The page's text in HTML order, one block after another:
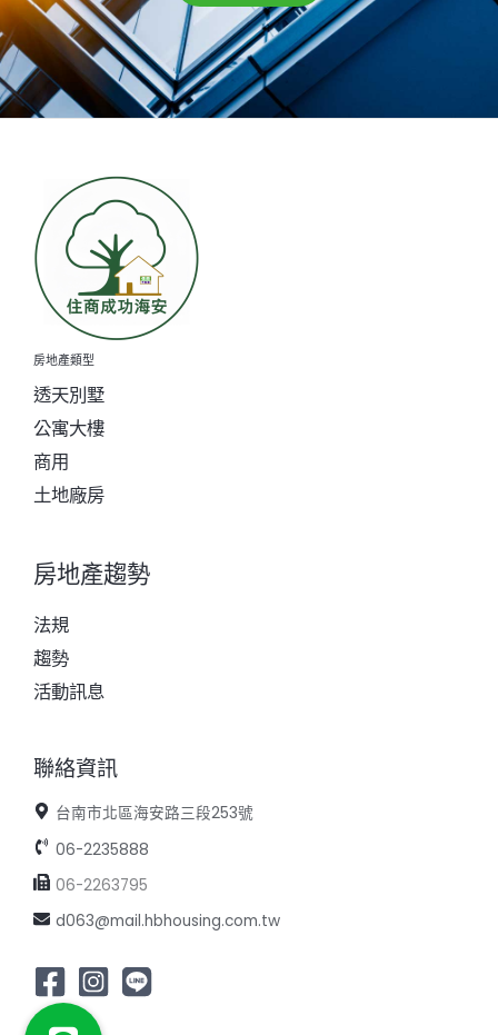
房地產類型
透天別墅
公寓大樓
商用
土地廠房
房地產趨勢
法規
趨勢
活動訊息
聯絡資訊
台南市北區海安路三段253號
06-2235888
06-2263795
d063@mail.hbhousing.com.tw